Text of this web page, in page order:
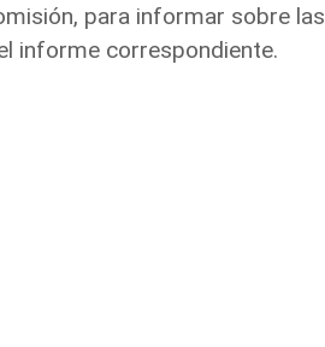
para informar sobre las
informe correspondiente.